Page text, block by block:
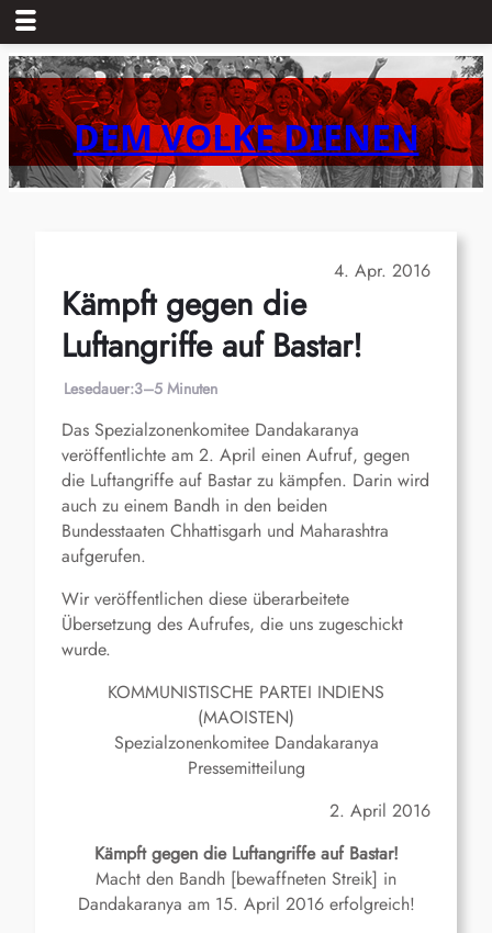
Zum
Inhalt
springenDEM VOLKE DIENEN
4. Apr. 2016
Kämpft gegen die
Luftangriffe auf Bastar!
Lesedauer:3–5 Minuten
Das Spezialzonenkomitee Dandakaranya
veröffentlichte am 2. April einen Aufruf, gegen
die Luftangriffe auf Bastar zu kämpfen. Darin wird
auch zu einem Bandh in den beiden
Bundesstaaten Chhattisgarh und Maharashtra
aufgerufen.
Wir veröffentlichen diese überarbeitete
Übersetzung des Aufrufes, die uns zugeschickt
wurde.
KOMMUNISTISCHE PARTEI INDIENS
(MAOISTEN)
Spezialzonenkomitee Dandakaranya
Pressemitteilung
2. April 2016
Kämpft gegen die Luftangriffe auf Bastar!
Macht den Bandh [bewaffneten Streik] in
Dandakaranya am 15. April 2016 erfolgreich!